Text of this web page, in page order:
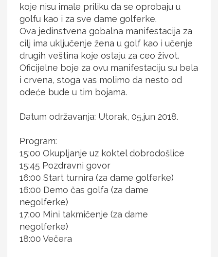
koje nisu imale priliku da se oprobaju u
golfu kao i za sve dame golferke.
Ova jedinstvena gobalna manifestacija za
cilj ima uključenje žena u golf kao i učenje
drugih veština koje ostaju za ceo život.
Oficijelne boje za ovu manifestaciju su bela
i crvena, stoga vas molimo da nesto od
odeće bude u tim bojama.
Datum održavanja: Utorak, 05.jun 2018.
Program:
15:00 Okupljanje uz koktel dobrodošlice
15:45 Pozdravni govor
16:00 Start turnira (za dame golferke)
16:00 Demo čas golfa (za dame
negolferke)
17:00 Mini takmičenje (za dame
negolferke)
18:00 Večera